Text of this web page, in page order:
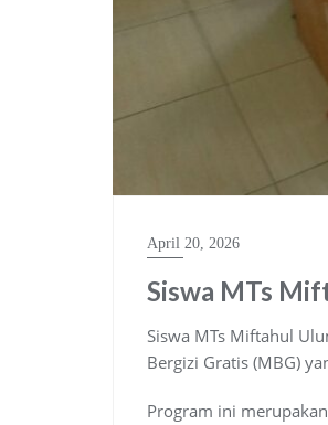
April 20, 2026
Siswa MTs
Siswa MTs Miftahul
Bergizi Gratis (MBG)
Program ini